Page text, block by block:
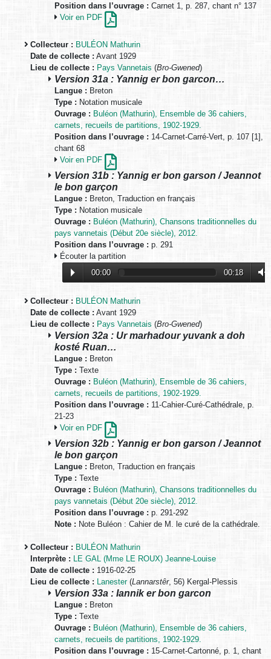
Position dans l’ouvrage : Carnet 1, p. 287, chant n° 137
Voir en PDF
Collecteur : BULÉON Mathurin
Date de collecte : Avant 1929
Lieu de collecte : Pays Vannetais (Bro-Gwened)
Version 31a : Yannig er bon garcon…
Langue : Breton
Type : Notation musicale
Ouvrage : Buléon (Mathurin), Ensemble de 36 cahiers,
carnets, recueils de partitions, 1902-1929.
Position dans l’ouvrage : 14-Carnet-Carré-Vert, p. 107 [1],
chant 68
Voir en PDF
Version 31b : Yannig er bon garson / Jeannot
le bon garçon
Langue : Breton, Traduction en français
Type : Notation musicale
Ouvrage : Buléon (Mathurin), Chansons traditionnelles du
pays vannetais (Début 20e siècle), 2012.
Position dans l’ouvrage : p. 291
Écouter la partition
00:00
00:18
Collecteur : BULÉON Mathurin
Date de collecte : Avant 1929
Lieu de collecte : Pays Vannetais (Bro-Gwened)
Version 32a : Ur marhadour yuvank a doh
kosté Ruan…
Langue : Breton
Type : Texte
Ouvrage : Buléon (Mathurin), Ensemble de 36 cahiers,
carnets, recueils de partitions, 1902-1929.
Position dans l’ouvrage : 11-Cahier-Curé-Cathédrale, p.
21-23
Voir en PDF
Version 32b : Yannig er bon garson / Jeannot
le bon garçon
Langue : Breton, Traduction en français
Type : Texte
Ouvrage : Buléon (Mathurin), Chansons traditionnelles du
pays vannetais (Début 20e siècle), 2012.
Position dans l’ouvrage : p. 291-292
Note : Note Buléon : Cahier de M. le curé de la cathédrale.
Collecteur : BULÉON Mathurin
Interprète : LE GAL (Mme LE ROUX) Jeanne-Louise
Date de collecte : 1916-02-25
Lieu de collecte : Lanester(Lannarstêr, 56) Kergal-Plessis
Version 33a : Iannik er bon garcon
Langue : Breton
Type : Texte
Ouvrage : Buléon (Mathurin), Ensemble de 36 cahiers,
carnets, recueils de partitions, 1902-1929.
Position dans l’ouvrage : 15-Carnet-Cartonné, p. 1, chant